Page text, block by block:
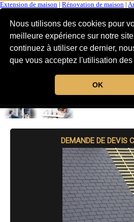
Nous utilisons des cookies pour
meilleure expérience sur notre
continuez à utiliser ce dernier,
que vous acceptez l'utilisation des
OK
Extension de maison Rénovation de maison
MENU
DEMANDE DE DEVIS